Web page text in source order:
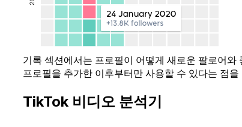
기록 섹션에서는 프로필이 어떻게 새로운 팔로어
프로필을 추가한 이후부터만 사용할 수 있다는 점
TikTok 비디오 분석기